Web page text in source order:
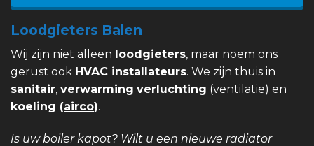
Loodgieters Balen
Wij zijn niet alleen loodgieters, maar noem ons
gerust ook HVAC installateurs. We zijn thuis in
sanitair, verwarming verluchting (ventilatie) en
koeling (airco).
Is uw boiler kapot? Wilt u een nieuwe radiator